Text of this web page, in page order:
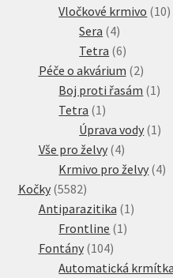
Vločkové krmivo 1010
Sera 44
produkty
Tetra 66
produktů
Péče o akvárium 22
Boj proti řasám 1 1
Tetra 1 1
produkt
Úprava vody 1 1
Vše pro želvy 44
produkty
Krmivo pro želvy 44
Kočky 55825582
produktů
Antiparazitika 1 1
Frontline 1 1
Fontány 104104
produktů
Automatická krmítka